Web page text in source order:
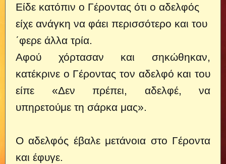
Είδε κατόπιν ο Γέροντας ότι ο αδελφός
είχε ανάγκη να φάει περισσότερο και του
΄φερε άλλα τρία.
Αφού χόρτασαν και σηκώθηκαν,
κατέκρινε ο Γέροντας τον αδελφό και του
είπε «Δεν πρέπει, αδελφέ, να
υπηρετούμε τη σάρκα μας».
Ο αδελφός έβαλε μετάνοια στο Γέροντα
και έφυγε.